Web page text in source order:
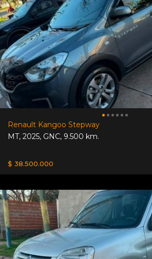
Renault Kangoo Stepway
MT, 2025, GNC, 9.500 km.
$ 38.500.000